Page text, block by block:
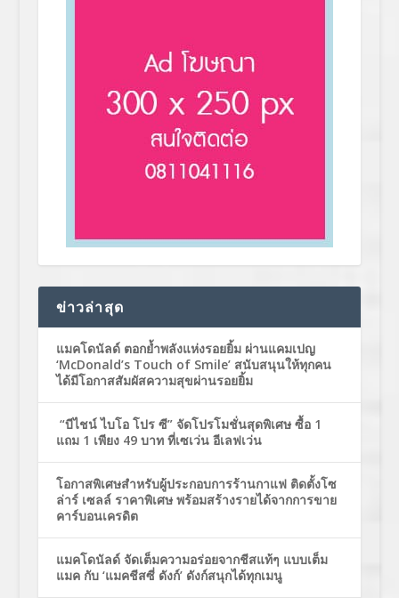
ข่าวล่าสุด
แมคโดนัลด์ ตอกย้ำพลังแห่งรอยยิ้ม ผ่านแคมเปญ
‘McDonald’s Touch of Smile’ สนับสนุนให้ทุกคน
ได้มีโอกาสสัมผัสความสุขผ่านรอยยิ้ม
“บีไชน์ ไบโอ โปร ซี” จัดโปรโมชั่นสุดพิเศษ ซื้อ 1
แถม 1 เพียง 49 บาท ที่เซเว่น อีเลฟเว่น
โอกาสพิเศษสำหรับผู้ประกอบการร้านกาแฟ ติดตั้งโซ
ล่าร์ เซลล์ ราคาพิเศษ พร้อมสร้างรายได้จากการขาย
คาร์บอนเครดิต
แมคโดนัลด์ จัดเต็มความอร่อยจากชีสแท้ๆ แบบเต็ม
แมค กับ ‘แมคชีสซี่ ดังก์’ ดังก์สนุกได้ทุกเมนู